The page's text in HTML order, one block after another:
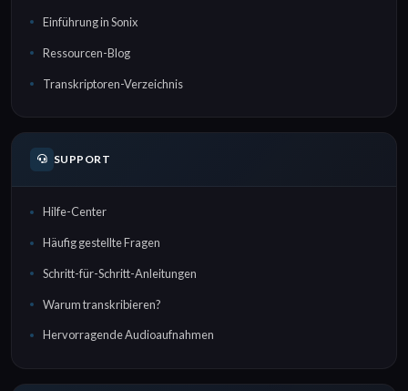
Einführung in Sonix
Ressourcen-Blog
Transkriptoren-Verzeichnis
SUPPORT
Hilfe-Center
Häufig gestellte Fragen
Schritt-für-Schritt-Anleitungen
Warum transkribieren?
Hervorragende Audioaufnahmen